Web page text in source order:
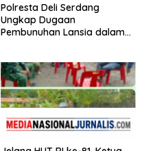
Polresta Deli Serdang
Ungkap Dugaan
Pembunuhan Lansia dalam